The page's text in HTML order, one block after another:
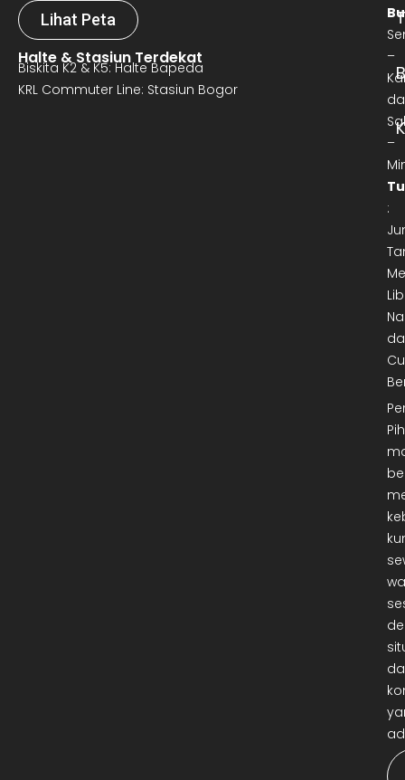
Lihat Peta
Halte & Stasiun Terdekat
Biskita K2 & K5: Halte Bapeda
KRL Commuter Line: Stasiun Bogor
–
–
: